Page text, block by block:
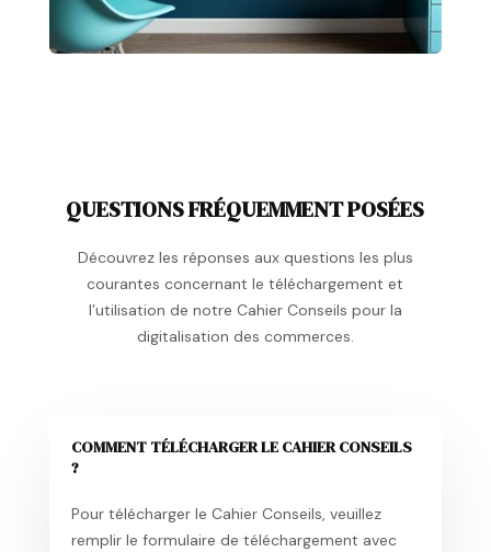
QUESTIONS FRÉQUEMMENT POSÉES
Découvrez les réponses aux questions les plus
courantes concernant le téléchargement et
l’utilisation de notre Cahier Conseils pour la
digitalisation des commerces.
COMMENT TÉLÉCHARGER LE CAHIER CONSEILS
?
Pour télécharger le Cahier Conseils, veuillez
remplir le formulaire de téléchargement avec